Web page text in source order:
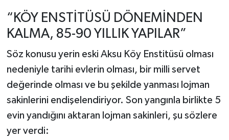
“KÖY ENSTİTÜSÜ DÖNEMİNDEN
KALMA, 85-90 YILLIK YAPILAR”
Söz konusu yerin eski Aksu Köy Enstitüsü olması
nedeniyle tarihi evlerin olması, bir milli servet
değerinde olması ve bu şekilde yanması lojman
sakinlerini endişelendiriyor. Son yangınla birlikte 5
evin yandığını aktaran lojman sakinleri, şu sözlere
yer verdi: